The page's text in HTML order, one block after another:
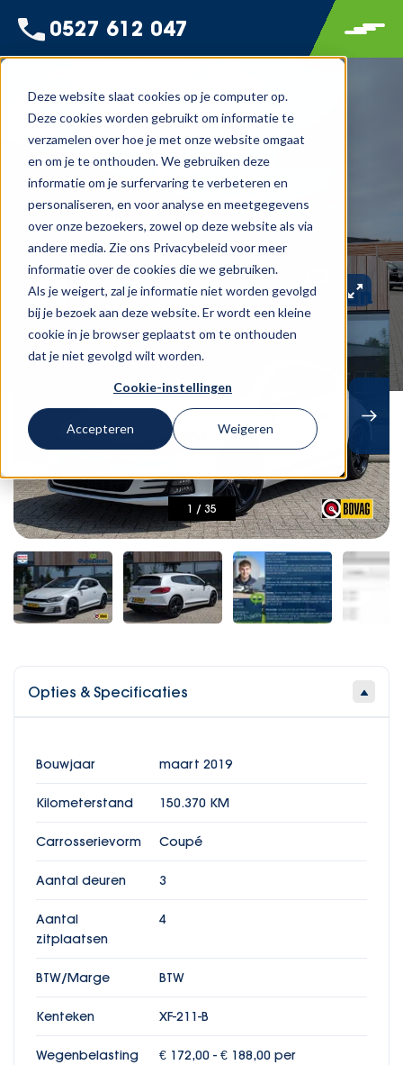
Deze website slaat cookies op je computer op.
Deze cookies worden gebruikt om informatie te
verzamelen over hoe je met onze website omgaat
en om je te onthouden. We gebruiken deze
informatie om je surfervaring te verbeteren en
personaliseren, en voor analyse en meetgegevens
over onze bezoekers, zowel op deze website als via
andere media. Zie ons Privacybeleid voor meer
informatie over de cookies die we gebruiken.
Als je weigert, zal je informatie niet worden gevolgd
bij je bezoek aan deze website. Er wordt een kleine
cookie in je browser geplaatst om te onthouden
dat je niet gevolgd wilt worden.
Cookie-instellingen
Accepteren Weigeren
0527 612 047
Terug naar overzicht
1 / 35
Opties & Specificaties
Bouwjaar maart 2019
Kilometerstand 150.370 KM
Carrosserievorm Coupé
Aantal deuren 3
Aantal
zitplaatsen
4
BTW/Marge BTW
Kenteken XF-211-B
Wegenbelasting
€ 172,00 - € 188,00 per